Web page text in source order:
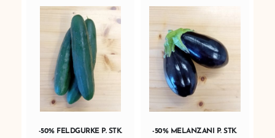
-50% FELDGURKE P. STK. -50% MELANZANI P. STK.